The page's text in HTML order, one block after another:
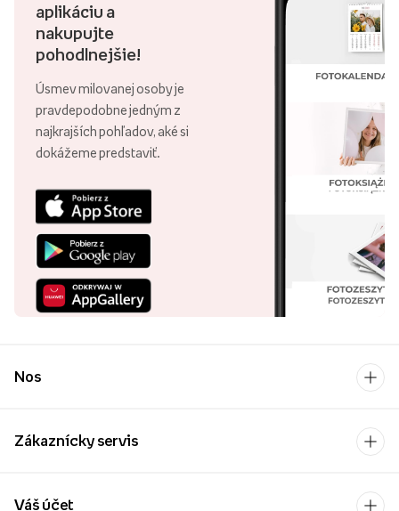
aplikáciu a
nakupujte
pohodlnejšie!
Úsmev milovanej osoby je
pravdepodobne jedným z
najkrajších pohľadov, aké si
dokážeme predstaviť.
Nos
Zákaznícky servis
Váš účet